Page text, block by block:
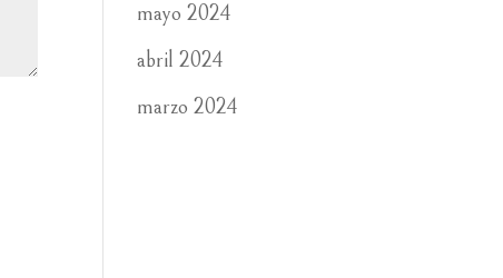
mayo 2024
abril 2024
marzo 2024